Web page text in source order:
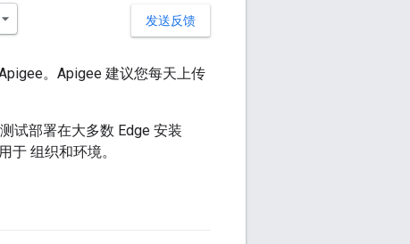
发送反馈
。Apigee 建议您每天上传
试部署在大多数 Edge 安装
于 组织和环境。